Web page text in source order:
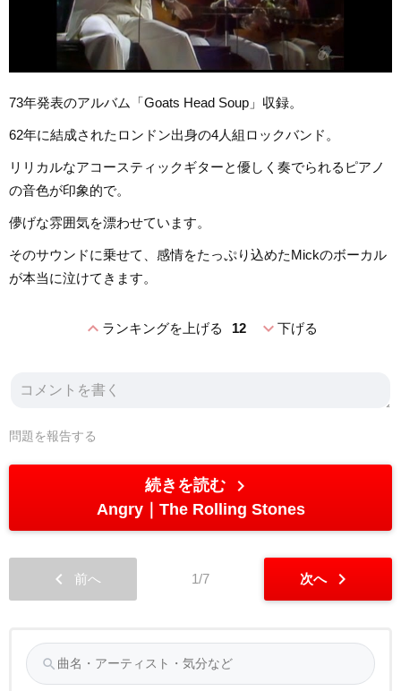
73年発表のアルバム「Goats Head Soup」収録。
62年に結成されたロンドン出身の4人組ロックバンド。
リリカルなアコースティックギターと優しく奏でられるピアノ
の音色が印象的で。
儚げな雰囲気を漂わせています。
そのサウンドに乗せて、感情をたっぷり込めたMickのボーカル
が本当に泣けてきます。
expand_lessランキングを上げる 12 expand_more下げる
問題を報告する
続きを読む chevron_right
Angry The Rolling Stones
chevron_left 前へ 1/7 次へ chevron_right
search